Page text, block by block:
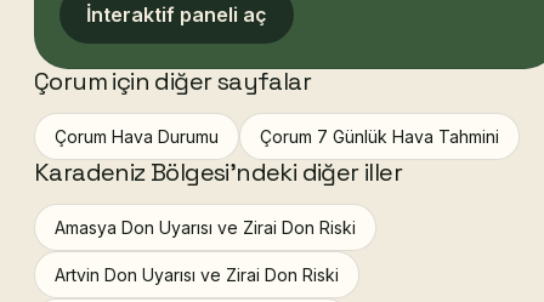
İnteraktif paneli aç
Çorum için diğer sayfalar
Çorum Hava Durumu Çorum 7 Günlük Hava Tahmini
Karadeniz Bölgesi'ndeki diğer iller
Amasya Don Uyarısı ve Zirai Don Riski
Artvin Don Uyarısı ve Zirai Don Riski